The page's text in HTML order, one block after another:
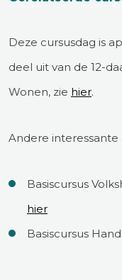
Deze cursusdag is
deel uit van de 12-
Wonen, zie hier.
Andere interessante
Basiscursus
hier
Basiscursus